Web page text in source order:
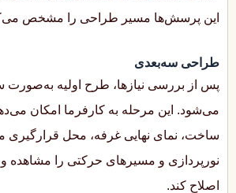
این پرسش‌ها مسیر طراحی را مشخص
طراحی سه‌بعدی
پس از بررسی نیازها، طرح اولیه به‌صورت
می‌شود. این مرحله به کارفرما امکان
ساخت، نمای نهایی غرفه، محل قرارگیری
نورپردازی و مسیرهای حرکتی را مشاهده
اصلاح کند.